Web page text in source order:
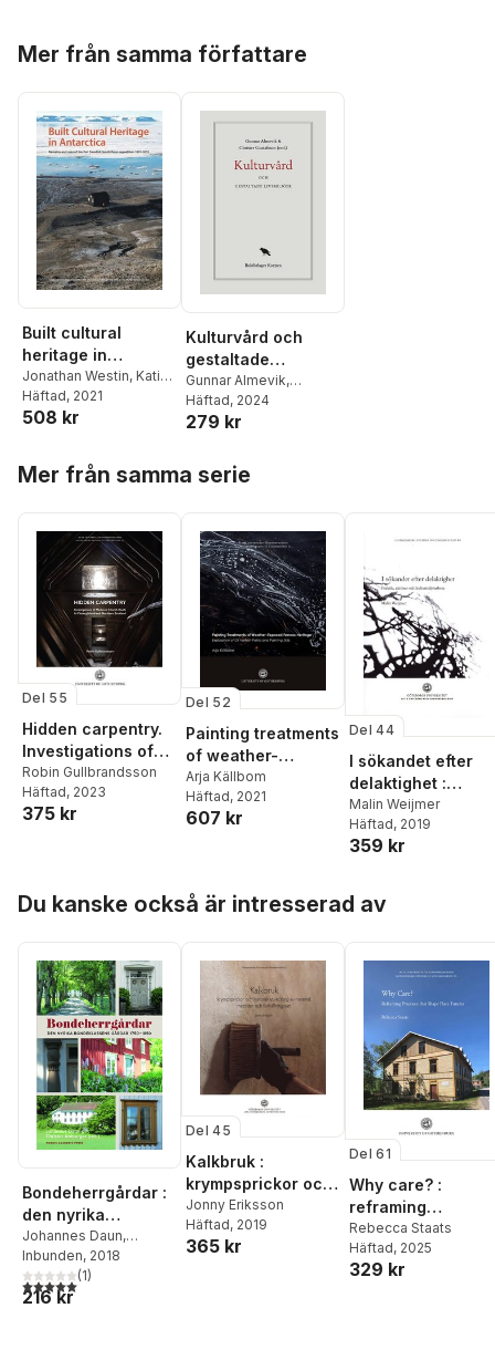
Mer från samma författare
Built cultural
heritage in
Antarctica :
remains and uses
of the first Swedish
expedition 1901-
1903
Jonathan Westin, Kati
Lindström,Pablo
Fontana,
Häftad, 2021
508 kr
Kulturvård och
gestaltade
livsmiljöer
Gunnar Almevik,
Christer Gustafsson
Suzanne Pluntke
Fredholm,
Häftad, 2024
279 kr
Mer från samma serie
Del 55
Hidden carpentry.
Investigations of
Medieval Church
Roofs in
Västergötland and
Robin Gullbrandsson
Häftad, 2023
375 kr
Del 52
Painting treatments
of weather-
exposed ferrous
heritage :
exploration of oil
Arja Källbom
Häftad, 2021
607 kr
Del 44
I sökandet efter
delaktighet :
praktik, aktörer
kulturmiljöarbete
Malin Weijmer
Häftad, 2019
359 kr
Du kanske också är intresserad av
Bondeherrgårdar :
den nyrika
bondeklassens
gårdar 1750-1850
Johannes Daun,
Christer Ahlberger
Björn Ahnlund
Carlsson
Inbunden, 2018
5,0utav 5 stjärnor. Totalt antal röster:
(1)
216 kr
Del 45
Kalkbruk :
krympsprickor och
historisk utveckling
av material,
metoder och
Jonny Eriksson
Häftad, 2019
365 kr
Del 61
Why care? :
reframing
practices that
shape place
futures
Rebecca Staats
Häftad, 2025
329 kr